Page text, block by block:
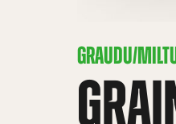
GRAUDU/